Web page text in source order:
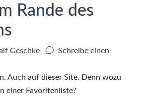
Rande des
Geschke
Schreibe einen
Auch auf dieser Site. Denn wozu
einer Favoritenliste?